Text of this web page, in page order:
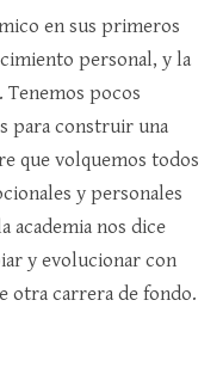
en sus primeros
personal, y la
pocos
para construir una
que volquemos todos
y personales
academia nos dice
y evolucionar con
otra carrera de fondo.